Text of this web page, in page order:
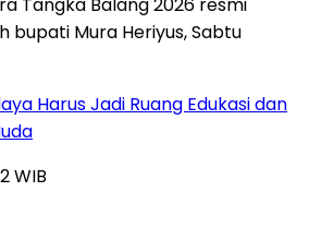
Harus Jadi Ruang Edukasi dan
WIB